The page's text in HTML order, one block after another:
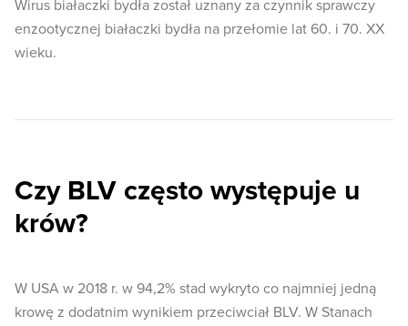
Wirus białaczki bydła został uznany za czynnik sprawczy
enzootycznej białaczki bydła na przełomie lat 60. i 70. XX
wieku.
Czy BLV często występuje u
krów?
W USA w 2018 r. w 94,2% stad wykryto co najmniej jedną
krowę z dodatnim wynikiem przeciwciał BLV. W Stanach